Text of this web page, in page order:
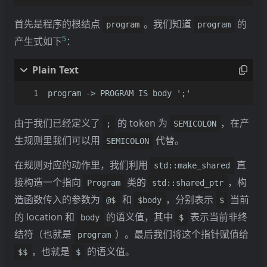
首先是程序的根结点 program 。我们知道 program
的
产生式如下5 ：
program -> PROGRAM IS body ';'
由于我们已经定义了 ; 的 token 为 SEMICOLON
，在产
生规则里我们可以用
SEMICOLON
代替。
在规则对应的动作里，我们利用
std::make_shared
直
接构造一个指向
Program 类的 std::shared_ptr
，构
造函数传入的参数为
@$ 和 $body ，分别表示 $
当前
的 location 和
body 的语义值，其中 $
表示当前非终
结符（也就是
program ）。最后我们将这个指针赋值给
$$ ，也就是 $
的语义值。